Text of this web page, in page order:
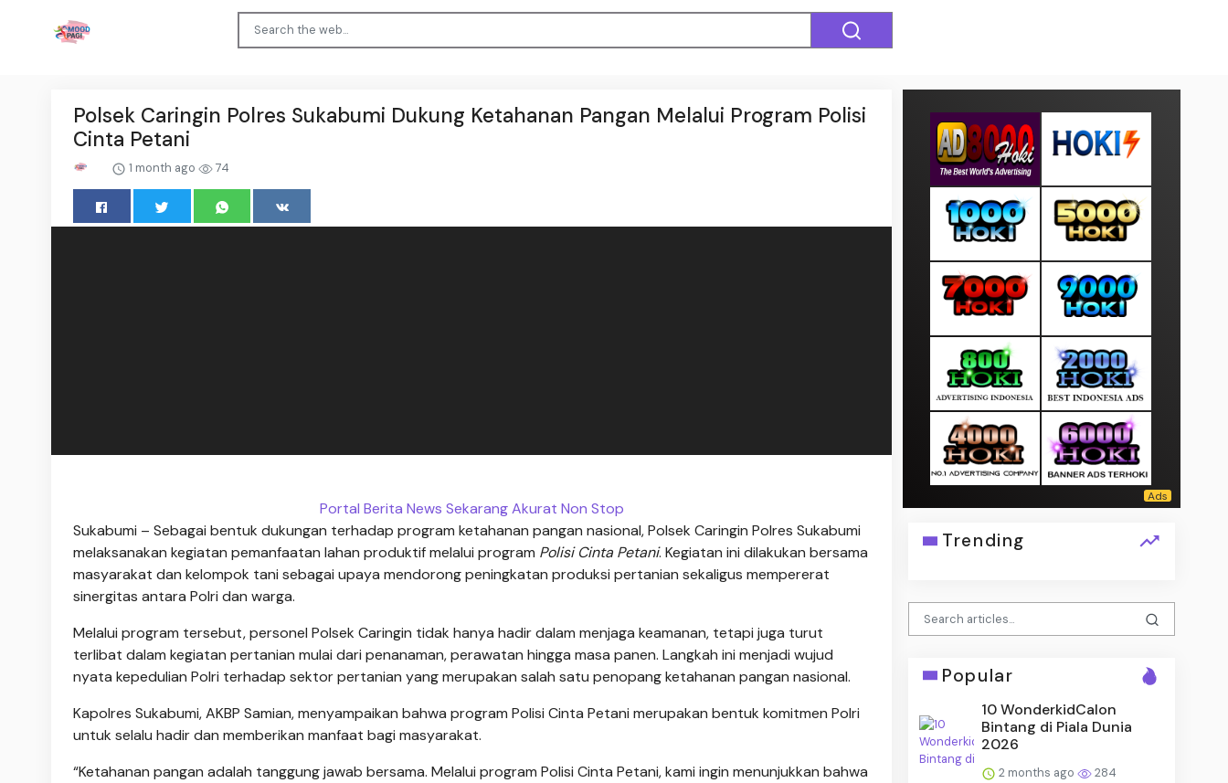
Polsek Caringin Polres Sukabumi Dukung Ketahanan Pangan Melalui Program Polisi
Cinta Petani
1 month ago 74
Portal Berita News Sekarang Akurat Non Stop
Sukabumi – Sebagai bentuk dukungan terhadap program ketahanan pangan nasional, Polsek Caringin Polres Sukabumi
melaksanakan kegiatan pemanfaatan lahan produktif melalui program Polisi Cinta Petani. Kegiatan ini dilakukan bersama
masyarakat dan kelompok tani sebagai upaya mendorong peningkatan produksi pertanian sekaligus mempererat
sinergitas antara Polri dan warga.
Melalui program tersebut, personel Polsek Caringin tidak hanya hadir dalam menjaga keamanan, tetapi juga turut
terlibat dalam kegiatan pertanian mulai dari penanaman, perawatan hingga masa panen. Langkah ini menjadi wujud
nyata kepedulian Polri terhadap sektor pertanian yang merupakan salah satu penopang ketahanan pangan nasional.
Kapolres Sukabumi,AKBP Samian, menyampaikan bahwa program Polisi Cinta Petani merupakan bentuk komitmen Polri
untuk selalu hadir dan memberikan manfaat bagi masyarakat.
“Ketahanan pangan adalah tanggung jawab bersama. Melalui program Polisi Cinta Petani, kami ingin menunjukkan bahwa
Trending
Popular
10 WonderkidCalon
Bintang di Piala Dunia
2026
2 months ago 284